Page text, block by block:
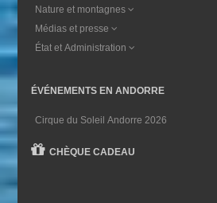
Nature et montagnes
Médias et presse
État et Administration
ÉVÉNEMENTS EN ANDORRE
Cirque du Soleil Andorre 2026
CHÈQUE CADEAU